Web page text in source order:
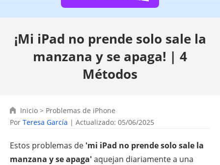
¡Mi iPad no prende solo sale la
manzana y se apaga! | 4
Métodos
Inicio > Problemas de iPhone
Por Teresa García | Actualizado: 05/06/2025
Estos problemas de 'mi iPad no prende solo sale la
manzana y se apaga'aquejan diariamente a una